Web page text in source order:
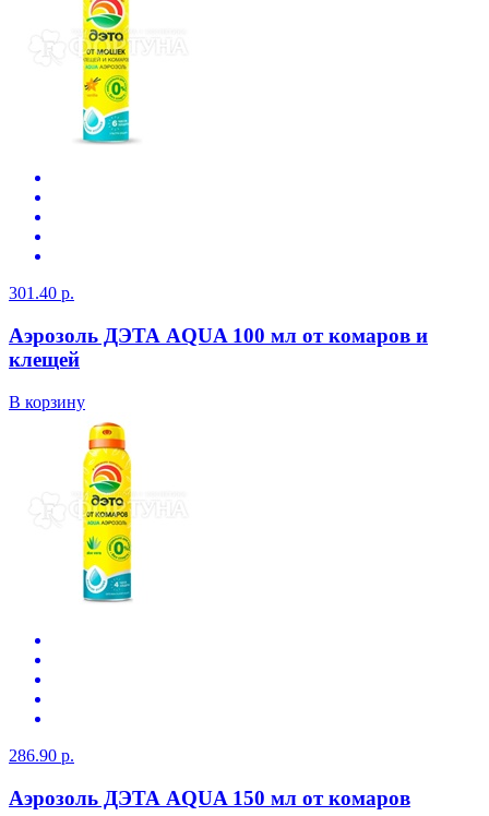
301.40 р.
Аэрозоль ДЭТА AQUA 100 мл от комаров и
клещей
В корзину
286.90 р.
Аэрозоль ДЭТА AQUA 150 мл от комаров